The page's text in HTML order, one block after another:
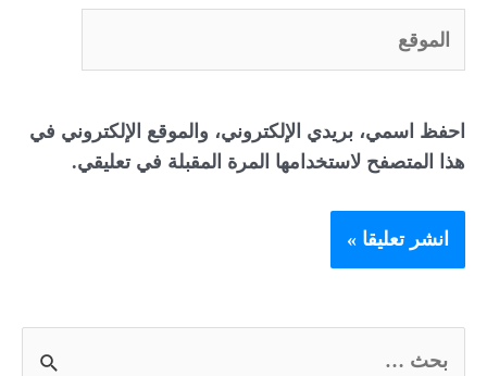
احفظ اسمي، بريدي الإلكتروني، والموقع الإلكتروني في
هذا المتصفح لاستخدامها المرة المقبلة في تعليقي.